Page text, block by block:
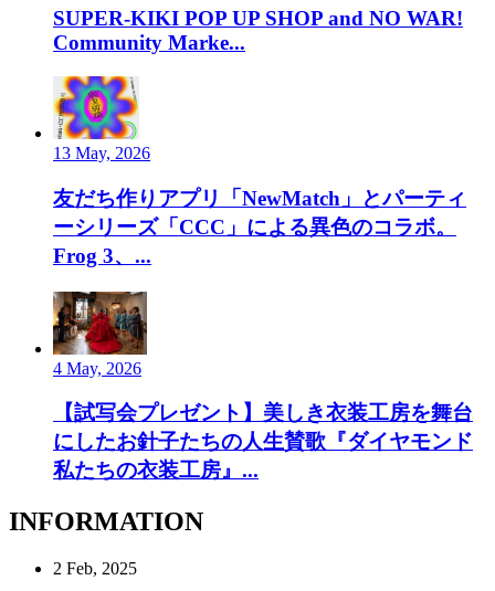
SUPER-KIKI POP UP SHOP and NO WAR!
Community Marke...
13 May, 2026
友だち作りアプリ「NewMatch」とパーティ
ーシリーズ「CCC」による異色のコラボ。
Frog 3、...
4 May, 2026
【試写会プレゼント】美しき衣装工房を舞台
にしたお針子たちの人生賛歌『ダイヤモンド
私たちの衣装工房』...
INFORMATION
2 Feb, 2025